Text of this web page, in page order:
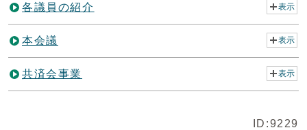
各議員の紹介 表示
本会議 表示
共済会事業 表示
ID:9229